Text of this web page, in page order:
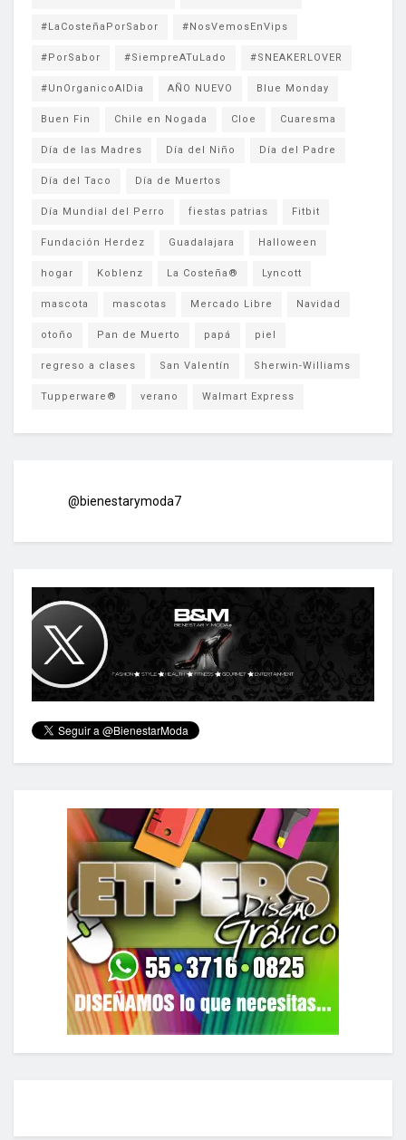
#LaCosteñaPorSabor #NosVemosEnVips
#PorSabor #SiempreATuLado #SNEAKERLOVER
#UnOrganicoAlDia AÑO NUEVO Blue Monday
Buen Fin Chile en Nogada Cloe Cuaresma
Día de las Madres Día del Niño Día del Padre
Día del Taco Día de Muertos
Día Mundial del Perro fiestas patrias Fitbit
Fundación Herdez Guadalajara Halloween
hogar Koblenz La Costeña® Lyncott
mascota mascotas Mercado Libre Navidad
otoño Pan de Muerto papá piel
regreso a clases San Valentín Sherwin-Williams
Tupperware® verano Walmart Express
@bienestarymoda7